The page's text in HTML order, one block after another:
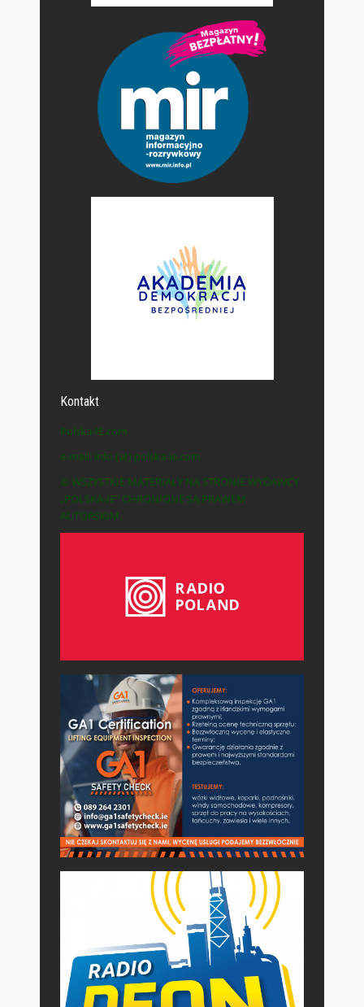
Kontakt
Polska-IE.com
e-mail: info (at) polska-ie.com
© WSZYSTKIE MATERIAŁY NA STRONIE WYDAWCY
„POLSKA-IE” CHRONIONE SĄ PRAWEM
AUTORSKIM.